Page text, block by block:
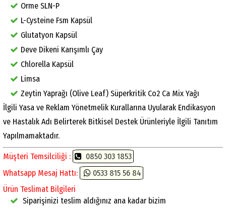
Orme SLN-P
L-Cysteine Fsm Kapsül
Glutatyon Kapsül
Deve Dikeni Karışımlı Çay
Chlorella Kapsül
Limsa
Zeytin Yaprağı (Olive Leaf) Süperkritik Co2 Ca Mix Yağı
İlgili Yasa ve Reklam Yönetmelik Kurallarına Uyularak Endikasyon
ve Hastalık Adı Belirterek Bitkisel Destek Ürünleriyle İlgili Tanıtım
Yapılmamaktadır.
Müşteri Temsilciliği :
0850 303 1853
Whatsapp Mesaj Hattı:
0533 815 56 84
Ürün Teslimat Bilgileri
Siparişinizi teslim aldığınız ana kadar bizim